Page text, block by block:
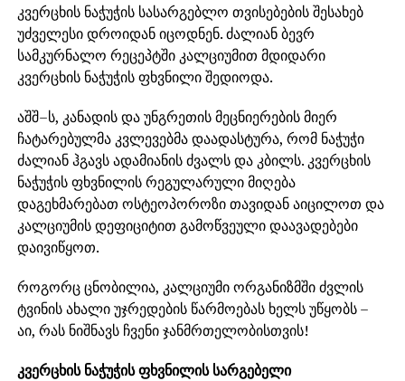
კვერცხის ნაჭუჭის სასარგებლო თვისებების შესახებ
უძველესი დროიდან იცოდნენ. ძალიან ბევრ
სამკურნალო რეცეპტში კალციუმით მდიდარი
კვერცხის ნაჭუჭის ფხვნილი შედიოდა.
აშშ–ს, კანადის და უნგრეთის მეცნიერების მიერ
ჩატარებულმა კვლევებმა დაადასტურა, რომ ნაჭუჭი
ძალიან ჰგავს ადამიანის ძვალს და კბილს. კვერცხის
ნაჭუჭის ფხვნილის რეგულარული მიღება
დაგეხმარებათ ოსტეოპოროზი თავიდან აიცილოთ და
კალციუმის დეფიციტით გამოწვეული დაავადებები
დაივიწყოთ.
როგორც ცნობილია, კალციუმი ორგანიზმში ძვლის
ტვინის ახალი უჯრედების წარმოებას ხელს უწყობს –
აი, რას ნიშნავს ჩვენი ჯანმრთელობისთვის!
კვერცხის ნაჭუჭის ფხვნილის სარგებელი